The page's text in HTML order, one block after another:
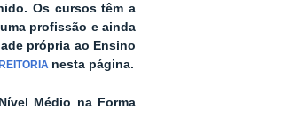
Os cursos têm a
profissão e ainda
própria ao Ensino
nesta página.
Médio na Forma